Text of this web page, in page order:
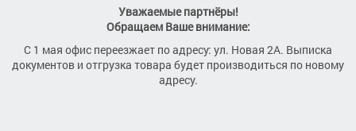
Уважаемые партнёры!
Обращаем Ваше внимание:
С 1 мая офис переезжает по адресу: ул. Новая 2А. Выписка
документов и отгрузка товара будет производиться по новому
адресу.